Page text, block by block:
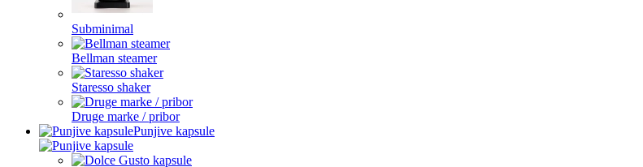
Subminimal
Bellman steamer
Staresso shaker
Druge marke / pribor
Punjive kapsule